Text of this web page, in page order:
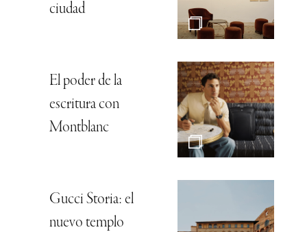
ciudad
El poder de la
escritura con
Montblanc
Gucci Storia: el
nuevo templo